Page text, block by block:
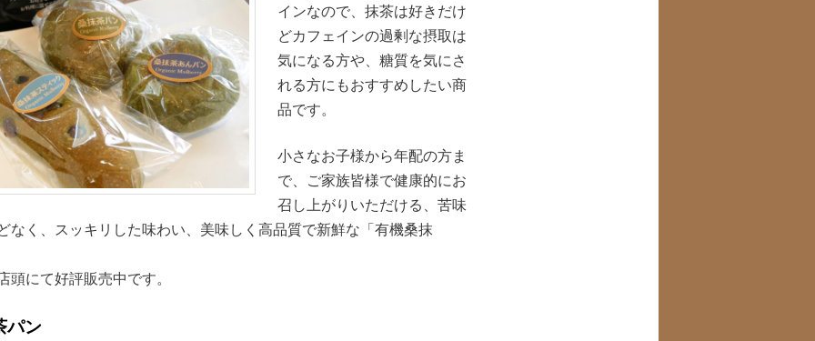
インなので、抹茶は好きだけ
どカフェインの過剰な摂取は
気になる方や、糖質を気にさ
れる方にもおすすめしたい商
品です。
小さなお子様から年配の方ま
で、ご家族皆様で健康的にお
召し上がりいただける、苦味
なく、スッキリした味わい、美味しく高品質で新鮮な「有機桑抹
頭にて好評販売中です。
パン